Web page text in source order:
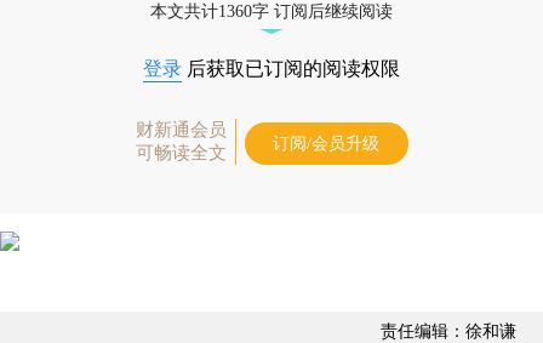
本文共计1360字 订阅后继续阅读
登录 后获取已订阅的阅读权限
财新通会员
可畅读全文
订阅/会员升级
责任编辑：徐和谦